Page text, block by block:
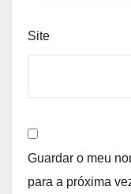
Site
Guardar o meu
para a próxima